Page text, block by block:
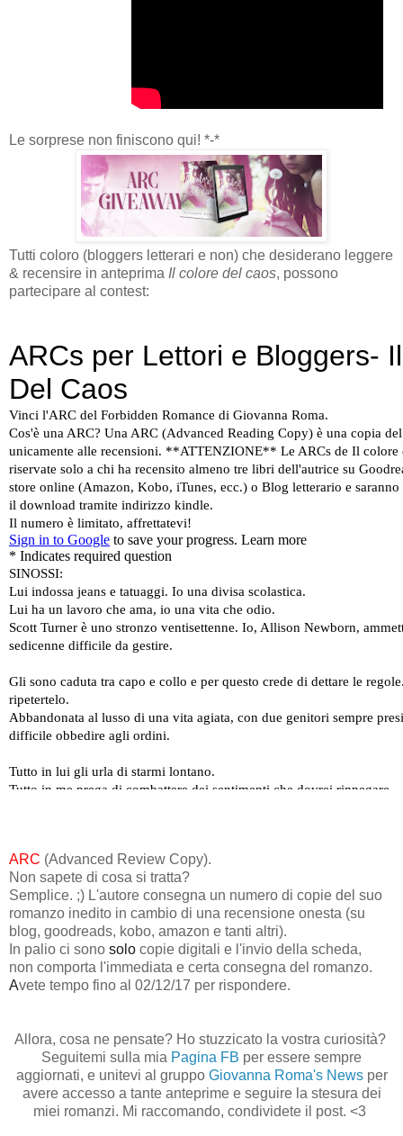
Le sorprese non finiscono qui! *-*
Tutti coloro (bloggers letterari e non) che desiderano leggere
& recensire in anteprima Il colore del caos, possono
partecipare al contest:
ARC (Advanced Review Copy).
Non sapete di cosa si tratta?
Semplice. ;) L'autore consegna un numero di copie del suo
romanzo inedito in cambio di una recensione onesta (su
blog, goodreads, kobo, amazon e tanti altri).
In palio ci sono solo copie digitali e l'invio della scheda,
non comporta l'immediata e certa consegna del romanzo.
Avete tempo fino al 02/12/17 per rispondere.
Allora, cosa ne pensate? Ho stuzzicato la vostra curiosità?
Seguitemi sulla mia Pagina FB per essere sempre
aggiornati, e unitevi al gruppo Giovanna Roma's Newsper
avere accesso a tante anteprime e seguire la stesura dei
miei romanzi. Mi raccomando, condividete il post. <3